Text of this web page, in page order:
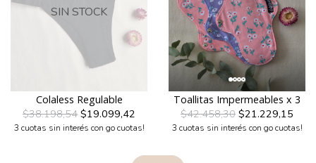
SIN STOCK
Colaless Regulable
$38.198,54 $19.099,42
3 cuotas sin interés con go cuotas!
Toallitas Impermeables x 3
$42.458,30 $21.229,15
3 cuotas sin interés con go cuotas!